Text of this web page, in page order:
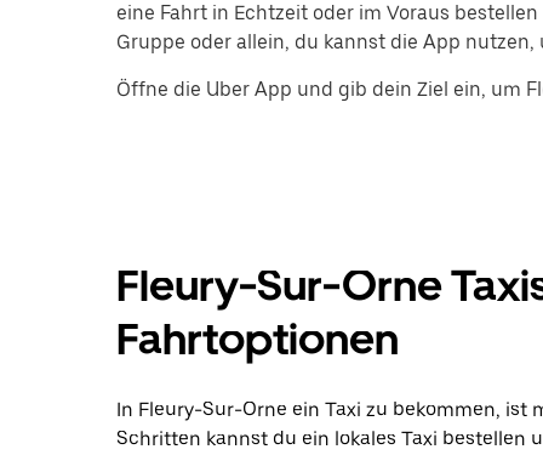
eine Fahrt in Echtzeit oder im Voraus
Gruppe oder allein, du kannst die App
Öffne die Uber App und gib dein Ziel ein, um
Fleury-Sur-Orne
Fahrtoptionen
In Fleury-Sur-Orne ein Taxi zu bekommen,
Schritten kannst du ein lokales Taxi bestellen